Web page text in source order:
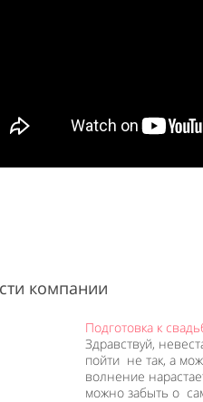
компании
Подготовка к
Здравствуй,
пойти не так, а
волнение
можно забыть о